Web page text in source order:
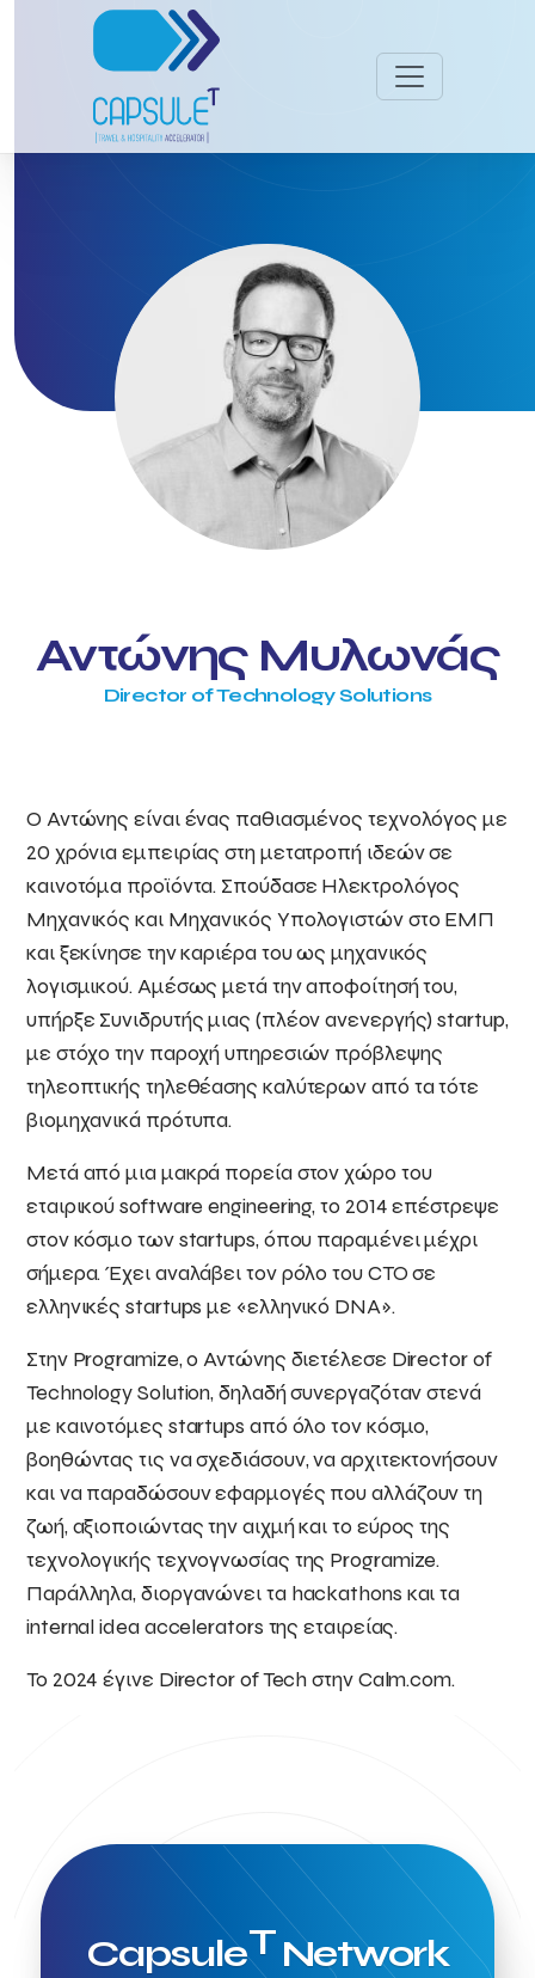
Αντώνης Μυλωνάς
Director of Technology Solutions
Ο Αντώνης είναι ένας παθιασμένος τεχνολόγος με
20 χρόνια εμπειρίας στη μετατροπή ιδεών σε
καινοτόμα προϊόντα. Σπούδασε Ηλεκτρολόγος
Μηχανικός και Μηχανικός Υπολογιστών στο ΕΜΠ
και ξεκίνησε την καριέρα του ως μηχανικός
λογισμικού. Αμέσως μετά την αποφοίτησή του,
υπήρξε Συνιδρυτής μιας (πλέον ανενεργής) startup,
με στόχο την παροχή υπηρεσιών πρόβλεψης
τηλεοπτικής τηλεθέασης καλύτερων από τα τότε
βιομηχανικά πρότυπα.
Μετά από μια μακρά πορεία στον χώρο του
εταιρικού software engineering, το 2014 επέστρεψε
στον κόσμο των startups, όπου παραμένει μέχρι
σήμερα. Έχει αναλάβει τον ρόλο του CTO σε
ελληνικές startups με «ελληνικό DNA».
Στην Programize, ο Αντώνης διετέλεσε Director of
Technology Solution, δηλαδή συνεργαζόταν στενά
με καινοτόμες startups από όλο τον κόσμο,
βοηθώντας τις να σχεδιάσουν, να αρχιτεκτονήσουν
και να παραδώσουν εφαρμογές που αλλάζουν τη
ζωή, αξιοποιώντας την αιχμή και το εύρος της
τεχνολογικής τεχνογνωσίας της Programize.
Παράλληλα, διοργανώνει τα hackathons και τα
internal idea accelerators της εταιρείας.
Το 2024 έγινε Director of Tech στην Calm.com.
CapsuleTNetwork